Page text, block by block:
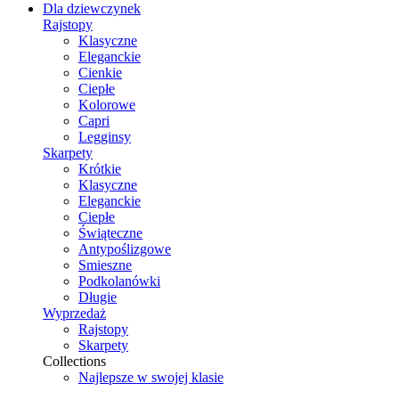
Dla dziewczynek
Rajstopy
Klasyczne
Eleganckie
Cienkie
Ciepłe
Kolorowe
Capri
Legginsy
Skarpety
Krótkie
Klasyczne
Eleganckie
Ciepłe
Świąteczne
Antypoślizgowe
Smieszne
Podkolanówki
Długie
Wyprzedaż
Rajstopy
Skarpety
Collections
Najlepsze w swojej klasie